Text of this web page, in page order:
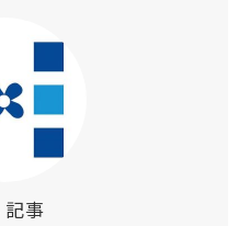
記事